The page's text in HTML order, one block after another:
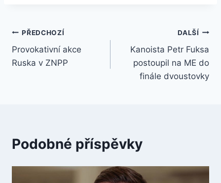
Navigace
pro
PŘEDCHOZÍ
Provokativní akce
Ruska v ZNPP
DALŠÍ
Kanoista Petr Fuksa
postoupil na ME do
finále dvoustovky
Podobné příspěvky